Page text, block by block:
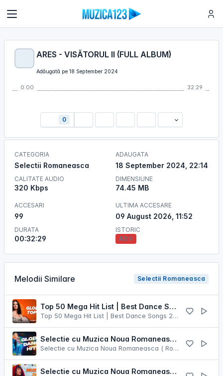
ARES - VISĂTORUL II (FULL ALBUM)
Adăugată pe 18 September 2024
0:00 32:29
0
CATEGORIA
Selectii Romaneasca
CALITATE AUDIO
320 Kbps
ADAUGATA
18 September 2024, 22:14
DIMENSIUNE
74.45 MB
ACCESARI
99
DURATA
00:32:29
ULTIMA ACCESARE
09 August 2026, 11:52
ISTORIC
ADV
Melodii Similare Selectii Romaneasca
Top 50 Mega Hit List | Best Dance Songs 2025 | Most Listened Dance Music 2025 HITS MIX
Top 50 Mega Hit List | Best Dance Songs 2025 | Most Listened Dance Music 2025 HITS MIX
Selectie cu Muzica Noua Romaneasca ( Romanian Dance Music Mix ) [ Aprilie 2023 ]
Selectie cu Muzica Noua Romaneasca ( Romanian Dance Music Mix ) [ Aprilie 2023 ]
Selectie cu Muzica Noua Romaneasca ( Romanian Dance Music Mix ) [ Octombrie 2025 ]